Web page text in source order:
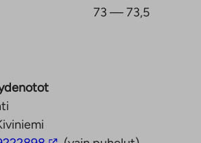
73 — 73,5